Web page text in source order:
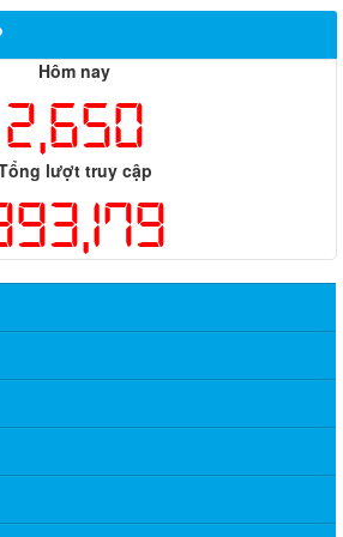
Hôm nay
2,650
lượt truy cập